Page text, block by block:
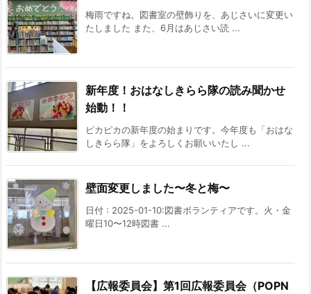
梅雨ですね。図書室の壁飾りを、あじさいに変更い
たしました また、6月はあじさい読 ...
新年度！おはなしきらら隊の読み聞かせ
始動！！
ピカピカの新年度の始まりです。今年度も「おはな
しきらら隊」をよろしくお願いいたし ...
壁面変更しました〜冬と梅〜
日付 : 2025-01-10:図書ボランティアです。火・金
曜日10〜12時図書 ...
【広報委員会】第1回広報委員会（POPN